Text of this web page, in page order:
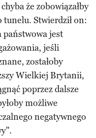
że zobowiązałby
tunelu. Stwierdził on:
państwowa jest
jeśli
zostałoby
Wielkiej Brytanii,
poprzez dalsze
możliwe
negatywnego